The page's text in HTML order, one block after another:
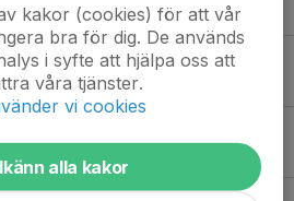
mot Bosna
kakor (cookies) för att vår
bra för dig. De används
i syfte att hjälpa oss att
våra tjänster.
vi cookies
alla kakor